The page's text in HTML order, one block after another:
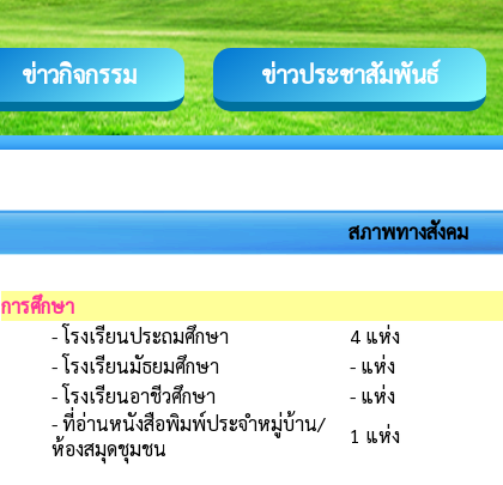
ข่าวกิจกรรม ข่าวประชาสัมพันธ์
สภาพทางสังคม
การศึกษา
- โรงเรียนประถมศึกษา
4 แห่ง
- โรงเรียนมัธยมศึกษา
- แห่ง
- โรงเรียนอาชีวศึกษา
- แห่ง
- ที่อ่านหนังสือพิมพ์ประจำหมู่บ้าน/
ห้องสมุดชุมชน
1 แห่ง